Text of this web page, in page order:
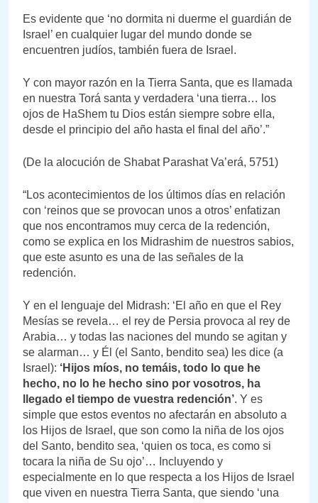
Es evidente que ‘no dormita ni duerme el guardián de
Israel’ en cualquier lugar del mundo donde se
encuentren judíos, también fuera de Israel.
Y con mayor razón en la Tierra Santa, que es llamada
en nuestra Torá santa y verdadera ‘una tierra… los
ojos de HaShem tu Dios están siempre sobre ella,
desde el principio del año hasta el final del año’.”
(De la alocución de Shabat Parashat Va’erá, 5751)
“Los acontecimientos de los últimos días en relación
con ‘reinos que se provocan unos a otros’ enfatizan
que nos encontramos muy cerca de la redención,
como se explica en los Midrashim de nuestros sabios,
que este asunto es una de las señales de la
redención.
Y en el lenguaje del Midrash: ‘El año en que el Rey
Mesías se revela… el rey de Persia provoca al rey de
Arabia… y todas las naciones del mundo se agitan y
se alarman… y Él (el Santo, bendito sea) les dice (a
Israel): ‘Hijos míos, no temáis, todo lo que he
hecho, no lo he hecho sino por vosotros, ha
llegado el tiempo de vuestra redención’. Y es
simple que estos eventos no afectarán en absoluto a
los Hijos de Israel, que son como la niña de los ojos
del Santo, bendito sea, ‘quien os toca, es como si
tocara la niña de Su ojo’… Incluyendo y
especialmente en lo que respecta a los Hijos de Israel
que viven en nuestra Tierra Santa, que siendo ‘una